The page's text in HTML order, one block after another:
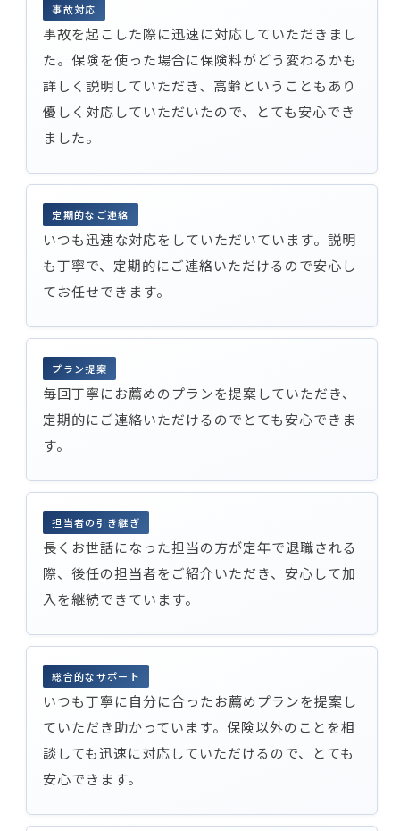
事故対応
事故を起こした際に迅速に対応していただきまし
た。保険を使った場合に保険料がどう変わるかも
詳しく説明していただき、高齢ということもあり
優しく対応していただいたので、とても安心でき
ました。
定期的なご連絡
いつも迅速な対応をしていただいています。説明
も丁寧で、定期的にご連絡いただけるので安心し
てお任せできます。
プラン提案
毎回丁寧にお薦めのプランを提案していただき、
定期的にご連絡いただけるのでとても安心できま
す。
担当者の引き継ぎ
長くお世話になった担当の方が定年で退職される
際、後任の担当者をご紹介いただき、安心して加
入を継続できています。
総合的なサポート
いつも丁寧に自分に合ったお薦めプランを提案し
ていただき助かっています。保険以外のことを相
談しても迅速に対応していただけるので、とても
安心できます。